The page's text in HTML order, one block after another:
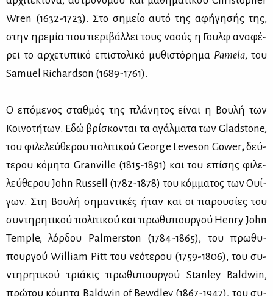
Wren (1632-1723). Στο ση­μείο αυ­τό της αφή­γη­σής της,
στην ηρε­μία που πε­ρι­βάλ­λει τους να­ούς η Γουλφ ανα­φέ­
ρει το αρ­χε­τυ­πι­κό επι­στο­λι­κό μυ­θι­στό­ρη­μα Pamela, του
Samuel Richardson (1689-1761).
Ο επό­με­νος σταθ­μός της πλά­νη­τος εί­ναι η Βου­λή των
Κοι­νο­τη­́των. Εδώ βρί­σκο­νται τα αγάλ­μα­τα των Gladstone,
του φι­λε­λεύ­θε­ρου πο­λι­τι­κού George Leveson Gower,δεύ­
τε­ρου κό­μη­τα Granville (1815-1891) και του επί­σης φι­λε­
λεύ­θε­ρου John Russell (1782-1878) του κόμ­μα­τος των Ουί­
γων. Στη Βου­λή ση­μα­ντι­κές ήταν και οι πα­ρου­σί­ες του
συ­ντη­ρη­τι­κού πο­λι­τι­κού και πρω­θυ­πουρ­γού Henry John
Temple, λόρ­δου Palmerston (1784-1865), του πρω­θυ­
πουρ­γού William Pitt του νε­ό­τε­ρου (1759-1806), του συ­
ντη­ρη­τι­κού τριά­κις πρω­θυ­πουρ­γού Stanley Baldwin,
πρώ­του κό­μη­τα Baldwin of Bewdley (1867-1947), του συ­